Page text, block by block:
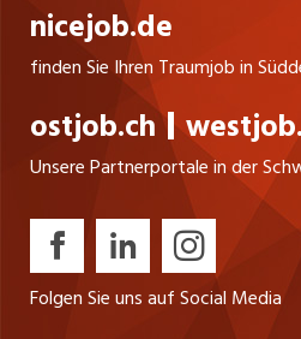
nicejob.de
finden Sie Ihren Traumjob in
ostjob.ch
Unsere Partnerportale in der
Folgen Sie uns auf Social Media